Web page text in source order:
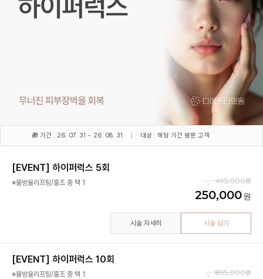
🎁 기간 : 26. 07. 31 ~ 26. 08. 31 대상 : 해당 기간 방문 고객
[EVENT] 하이퍼럭스 5회
※물방울리프팅/홍조 중 택 1 495,000
250,000
시술 자세히 시술 담기
[EVENT] 하이퍼럭스 10회
※물방울리프팅/홍조 중 택 1 895,000